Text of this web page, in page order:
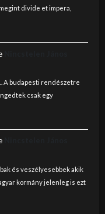
divide et impera,
A budapesti rendészetre
csak egy
és veszélyesebbek akik
kormány jelenleg is ezt